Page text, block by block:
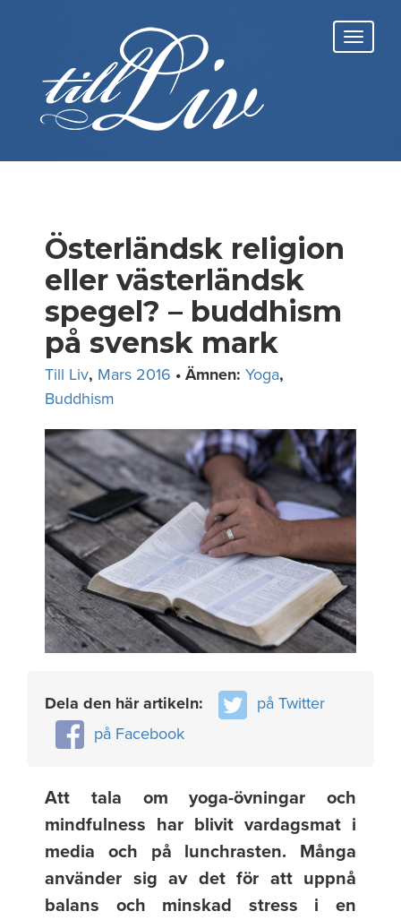
Österländsk religion
eller västerländsk
spegel? – buddhism
på svensk mark
Till Liv, Mars 2016 • Ämnen: Yoga,
Buddhism
Dela den här artikeln:
på Twitter
på Facebook
Att tala om yoga-övningar och
mindfulness har blivit vardagsmat i
media och på lunchrasten. Många
använder sig av det för att uppnå
balans och minskad stress i en